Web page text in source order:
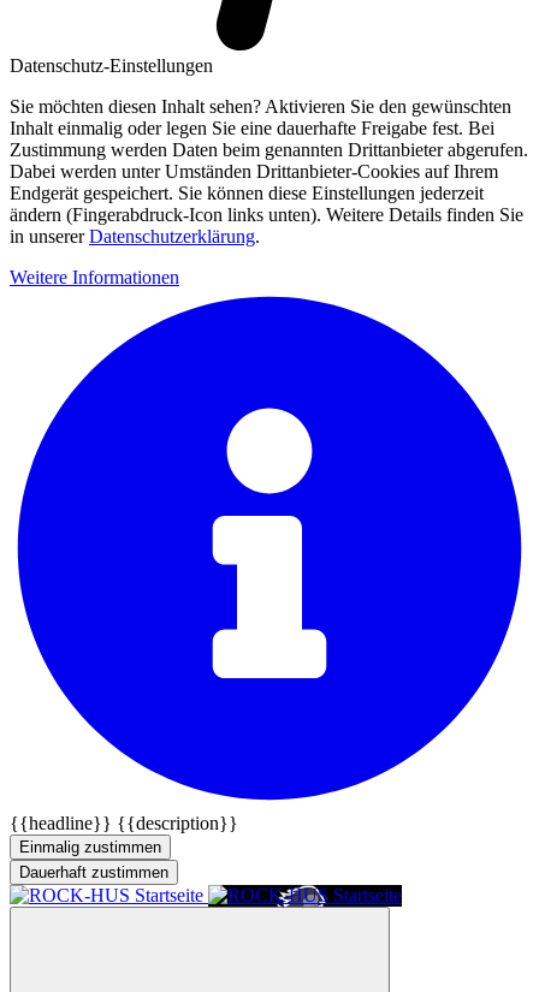
Datenschutz-Einstellungen
Sie möchten diesen Inhalt sehen? Aktivieren Sie den gewünschten
Inhalt einmalig oder legen Sie eine dauerhafte Freigabe fest. Bei
Zustimmung werden Daten beim genannten Drittanbieter abgerufen.
Dabei werden unter Umständen Drittanbieter-Cookies auf Ihrem
Endgerät gespeichert. Sie können diese Einstellungen jederzeit
ändern (Fingerabdruck-Icon links unten). Weitere Details finden Sie
in unsererDatenschutzerklärung.
Weitere Informationen
{{headline}} {{description}}
Einmalig zustimmen
Dauerhaft zustimmen